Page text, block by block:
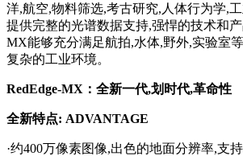
洋,航空,物料筛选,考古研究,人体行为学,
提供完整的光谱数据支持,强悍的技术和产
MX能够充分满足航拍,水体,野外,实验室
复杂的工业环境。
RedEdge-MX：全新一代,划时代,革命性
全新特点: ADVANTAGE
·约400万像素图像,出色的地面分辨率,支